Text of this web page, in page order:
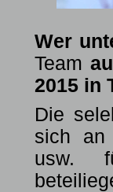
Wer
Team
2015 in
Die
sich an
usw.